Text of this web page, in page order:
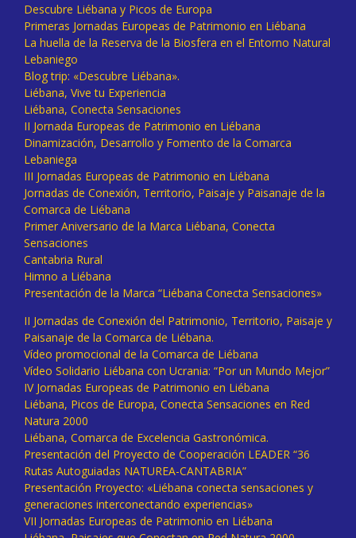
Descubre Liébana y Picos de Europa
Primeras Jornadas Europeas de Patrimonio en Liébana
La huella de la Reserva de la Biosfera en el Entorno Natural
Lebaniego
Blog trip: «Descubre Liébana».
Liébana, Vive tu Experiencia
Liébana, Conecta Sensaciones
II Jornada Europeas de Patrimonio en Liébana
Dinamización, Desarrollo y Fomento de la Comarca
Lebaniega
III Jornadas Europeas de Patrimonio en Liébana
Jornadas de Conexión, Territorio, Paisaje y Paisanaje de la
Comarca de Liébana
Primer Aniversario de la Marca Liébana, Conecta
Sensaciones
Cantabria Rural
Himno a Liébana
Presentación de la Marca “Liébana Conecta Sensaciones»
II Jornadas de Conexión del Patrimonio, Territorio, Paisaje y
Paisanaje de la Comarca de Liébana.
Vídeo promocional de la Comarca de Liébana
Vídeo Solidario Liébana con Ucrania: “Por un Mundo Mejor”
IV Jornadas Europeas de Patrimonio en Liébana
Liébana, Picos de Europa, Conecta Sensaciones en Red
Natura 2000
Liébana, Comarca de Excelencia Gastronómica.
Presentación del Proyecto de Cooperación LEADER “36
Rutas Autoguiadas NATUREA-CANTABRIA”
Presentación Proyecto: «Liébana conecta sensaciones y
generaciones interconectando experiencias»
VII Jornadas Europeas de Patrimonio en Liébana